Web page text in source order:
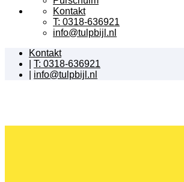
Kontakt
T: 0318-636921
info@tulpbijl.nl
Kontakt
T: 0318-636921
info@tulpbijl.nl